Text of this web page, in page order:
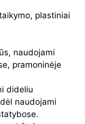
plastiniai
naudojami
pramoninėje
dideliu
naudojami